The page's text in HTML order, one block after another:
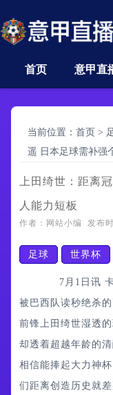
首页 意甲直
当前位置： 首页 >
遥 日本足球需补强
上田绮世：距离
人能力短板
作者：网站小编 发布
足球 世界杯
7月1日讯 卡
被巴西队读秒绝杀
前锋上田绮世湿透
却透着超越年龄的
相信能捧起大力神
们距离创造历史就